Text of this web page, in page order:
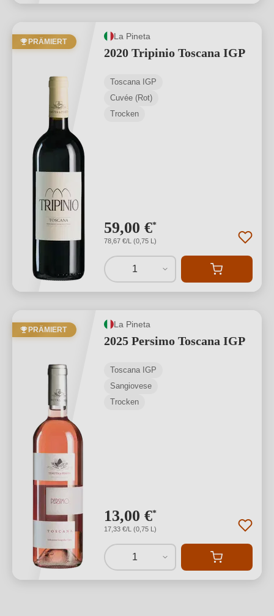
PRÄMIERT
La Pineta
2020 Tripinio Toscana IGP
Toscana IGP
Cuvée (Rot)
Trocken
59,00 €*
78,67 €/L (0,75 L)
1
PRÄMIERT
La Pineta
2025 Persimo Toscana IGP
Toscana IGP
Sangiovese
Trocken
13,00 €*
17,33 €/L (0,75 L)
1